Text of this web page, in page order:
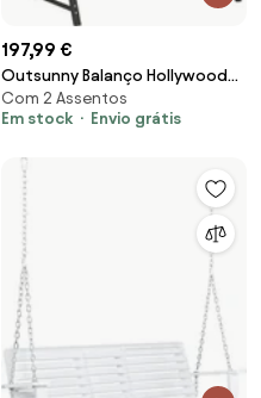
197,99 €
Outsunny Balanço Hollywood
com toldo solar ajustável,
balanço de jardim 2 lugares 142
Portugal
Com 2 Assentos
Em stock
Envio grátis